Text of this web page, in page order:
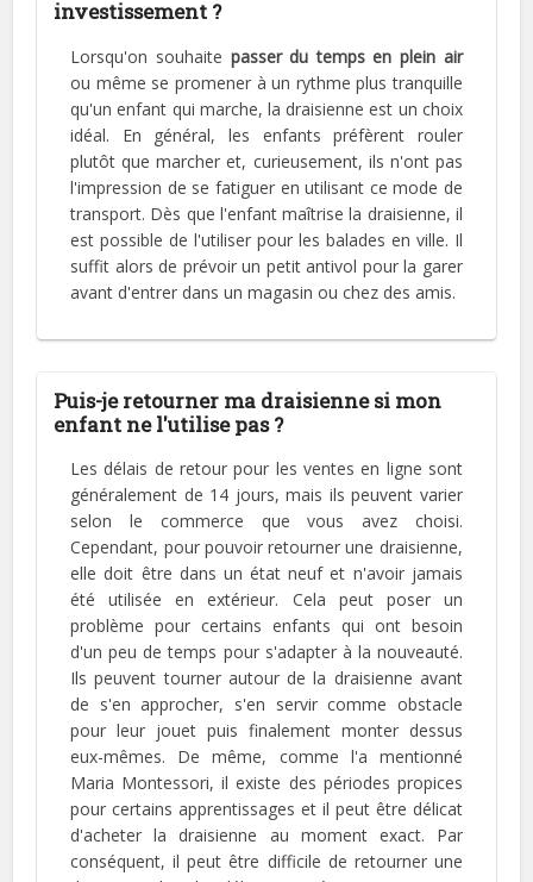
investissement ?
Lorsqu'on souhaite passer du temps en plein air
ou même se promener à un rythme plus tranquille
qu'un enfant qui marche, la draisienne est un choix
idéal. En général, les enfants préfèrent rouler
plutôt que marcher et, curieusement, ils n'ont pas
l'impression de se fatiguer en utilisant ce mode de
transport. Dès que l'enfant maîtrise la draisienne, il
est possible de l'utiliser pour les balades en ville. Il
suffit alors de prévoir un petit antivol pour la garer
avant d'entrer dans un magasin ou chez des amis.
Puis-je retourner ma draisienne si mon
enfant ne l'utilise pas ?
Les délais de retour pour les ventes en ligne sont
généralement de 14 jours, mais ils peuvent varier
selon le commerce que vous avez choisi.
Cependant, pour pouvoir retourner une draisienne,
elle doit être dans un état neuf et n'avoir jamais
été utilisée en extérieur. Cela peut poser un
problème pour certains enfants qui ont besoin
d'un peu de temps pour s'adapter à la nouveauté.
Ils peuvent tourner autour de la draisienne avant
de s'en approcher, s'en servir comme obstacle
pour leur jouet puis finalement monter dessus
eux-mêmes. De même, comme l'a mentionné
Maria Montessori, il existe des périodes propices
pour certains apprentissages et il peut être délicat
d'acheter la draisienne au moment exact. Par
conséquent, il peut être difficile de retourner une